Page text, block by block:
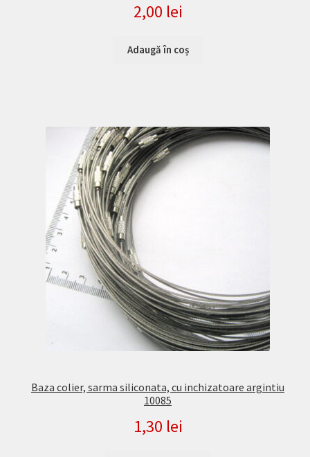
2,00 lei
Adaugă în coș
Baza colier, sarma siliconata, cu inchizatoare argintiu
10085
1,30 lei